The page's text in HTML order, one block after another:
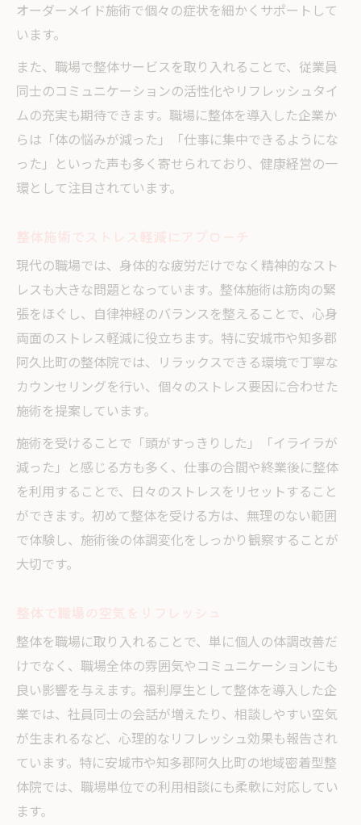
オーダーメイド施術で個々の症状を細かくサポートして
います。
また、職場で整体サービスを取り入れることで、従業員
同士のコミュニケーションの活性化やリフレッシュタイ
ムの充実も期待できます。職場に整体を導入した企業か
らは「体の悩みが減った」「仕事に集中できるようにな
った」といった声も多く寄せられており、健康経営の一
環として注目されています。
現代の職場では、身体的な疲労だけでなく精神的なスト
レスも大きな問題となっています。整体施術は筋肉の緊
張をほぐし、自律神経のバランスを整えることで、心身
両面のストレス軽減に役立ちます。特に安城市や知多郡
阿久比町の整体院では、リラックスできる環境で丁寧な
カウンセリングを行い、個々のストレス要因に合わせた
施術を提案しています。
施術を受けることで「頭がすっきりした」「イライラが
減った」と感じる方も多く、仕事の合間や終業後に整体
を利用することで、日々のストレスをリセットすること
ができます。初めて整体を受ける方は、無理のない範囲
で体験し、施術後の体調変化をしっかり観察することが
大切です。
整体を職場に取り入れることで、単に個人の体調改善だ
けでなく、職場全体の雰囲気やコミュニケーションにも
良い影響を与えます。福利厚生として整体を導入した企
業では、社員同士の会話が増えたり、相談しやすい空気
が生まれるなど、心理的なリフレッシュ効果も報告され
ています。特に安城市や知多郡阿久比町の地域密着型整
体院では、職場単位での利用相談にも柔軟に対応してい
ます。